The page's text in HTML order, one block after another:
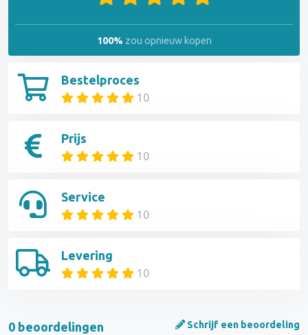
Bestelproces
10
Prijs
10
Service
10
Levering
10
100% zou opnieuw kopen
0 beoordelingen Schrijf een beoordeling